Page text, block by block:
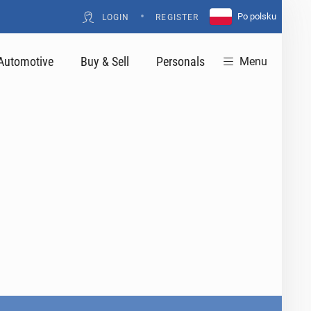
LOGIN • REGISTER Po polsku
Buy & Sell Personals Menu